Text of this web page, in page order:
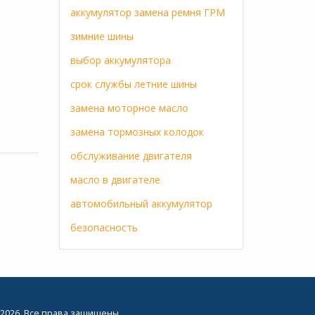
аккумулятор замена ремня ГРМ
зимние шины
выбор аккумулятора
срок службы летние шины
замена моторное масло
замена тормозных колодок
обслуживание двигателя
масло в двигателе
автомобильный аккумулятор
безопасность